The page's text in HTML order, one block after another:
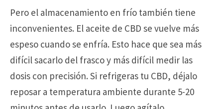
Pero el almacenamiento en frío también tiene
inconvenientes. El aceite de CBD se vuelve más
espeso cuando se enfría. Esto hace que sea más
difícil sacarlo del frasco y más difícil medir las
dosis con precisión. Si refrigeras tu CBD, déjalo
reposar a temperatura ambiente durante 5-20